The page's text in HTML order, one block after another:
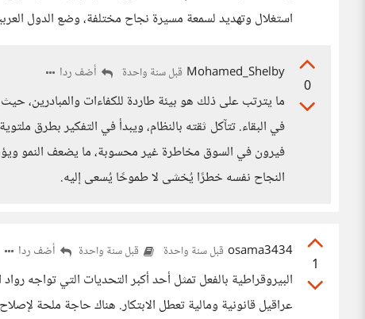
استغلال وتهديد لسمعة مسيرة نجاح مختلفة، وضع الدول
0
Mohamed_Shelby قبل سنة واحدة أضف ردا
ما يترتب على ذلك هو بيئة طاردة للكفاءات
في البقاء. تتآكل ثقته بالنظام، ويبدأ في التفكير بطرق
فيرون في السوق مخاطرة غير محسوبة، ما يضعف النمو
النجاح نفسه خطرًا يُخشى لا طموحًا يُسعى إليه.
1
osama3434 قبل سنة واحدة قبل سنة واحدة أضف ردا
البيروقراطية بالفعل تمثل أحد أكبر التحديات التي تواجه
عراقيل قانونية ومالية تعطل الابتكار. هناك حاجة ملحة